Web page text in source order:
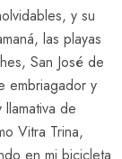
y su
las playas
San José de
embriagador y
de
Vitra Trina,
en mi bicicleta